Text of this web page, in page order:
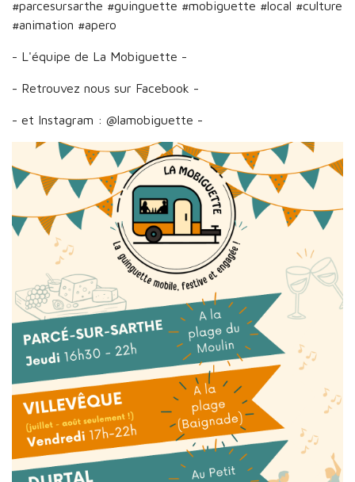
#parcesursarthe #guinguette #mobiguette #local #culture
#animation #apero
- L'équipe de La Mobiguette -
- Retrouvez nous sur Facebook -
- et Instagram : @lamobiguette -